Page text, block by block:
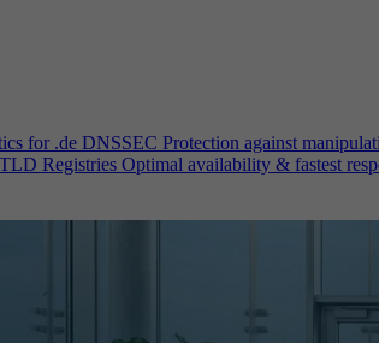
for .de DNSSEC Protection against
Registries Optimal availability & fastest